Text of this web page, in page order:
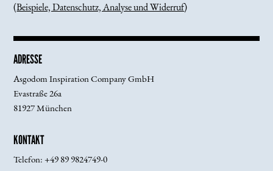
(Beispiele, Datenschutz, Analyse und Widerruf)
ADRESSE
Asgodom Inspiration Company GmbH
Evastraße 26a
81927 München
KONTAKT
Telefon:+49 89 9824749-0